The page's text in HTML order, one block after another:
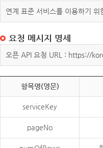
연계 표준 서비스를 이용하기
요청 메시지 명세
오픈 API 요청 URL : https://
항목명(영문)
serviceKey
pageNo